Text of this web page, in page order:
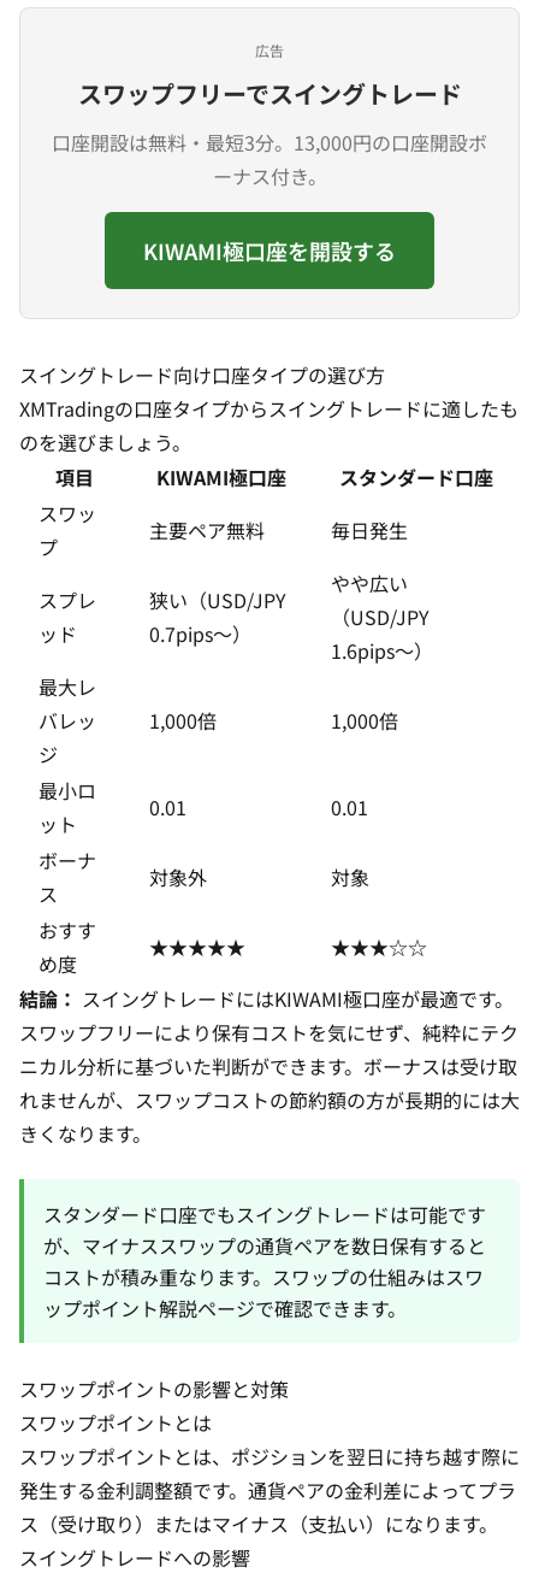
広告
スワップフリーでスイングトレード
口座開設は無料・最短3分。13,000円の口座開設ボ
ーナス付き。
KIWAMI極口座を開設する
スイングトレード向け口座タイプの選び方
XMTradingの口座タイプからスイングトレードに適したも
のを選びましょう。
項目
KIWAMI極口座
スタンダード口座
スワッ
プ
主要ペア無料 毎日発生
スプレ
ッド
狭い（USD/JPY
0.7pips〜）
やや広い
（USD/JPY
1.6pips〜）
最大レ
バレッ
ジ
1,000倍 1,000倍
最小ロ
ット
0.01
0.01
ボーナ
ス
対象外
対象
おすす
め度
★★★★★
★★★☆☆
結論： スイングトレードにはKIWAMI極口座が最適です。
スワップフリーにより保有コストを気にせず、純粋にテク
ニカル分析に基づいた判断ができます。ボーナスは受け取
れませんが、スワップコストの節約額の方が長期的には大
きくなります。
スタンダード口座でもスイングトレードは可能です
が、マイナススワップの通貨ペアを数日保有すると
コストが積み重なります。スワップの仕組みはスワ
ップポイント解説ページで確認できます。
スワップポイントの影響と対策
スワップポイントとは
スワップポイントとは、ポジションを翌日に持ち越す際に
発生する金利調整額です。通貨ペアの金利差によってプラ
ス（受け取り）またはマイナス（支払い）になります。
スイングトレードへの影響